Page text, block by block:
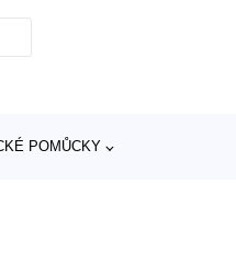
POMŮCKY